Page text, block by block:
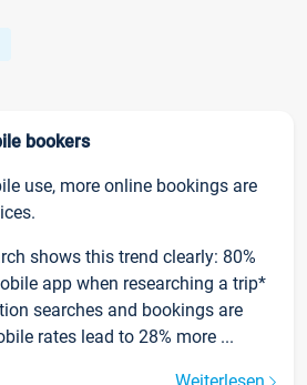
bookers
use, more online bookings are
shows this trend clearly: 80%
app when researching a trip*
searches and bookings are
rates lead to 28% more ...